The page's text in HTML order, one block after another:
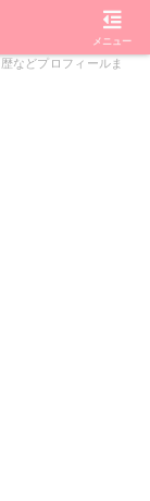
きになりました
などプロフィールま
メニュー